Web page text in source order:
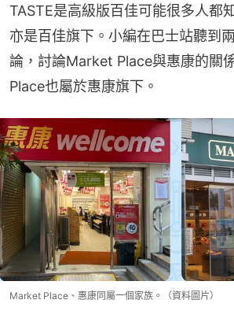
TASTE是高級版百佳可能很多人都
亦是百佳旗下。小編在巴士站聽到
論，討論Market Place與惠康的關
Place也屬於惠康旗下。
Market Place、惠康同屬一個家族。（資料圖片）